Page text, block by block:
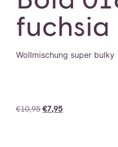
fuchsia
Wollmischung super bulky
€10,95 €7,95